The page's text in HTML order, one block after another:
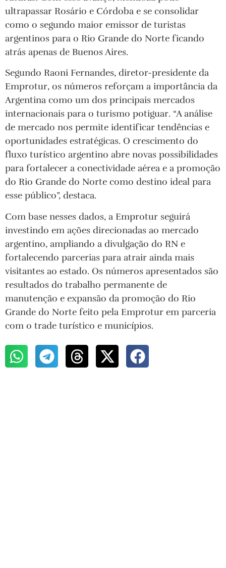
ultrapassar Rosário e Córdoba e se consolidar
como o segundo maior emissor de turistas
argentinos para o Rio Grande do Norte ficando
atrás apenas de Buenos Aires.
Segundo Raoni Fernandes, diretor-presidente da
Emprotur, os números reforçam a importância da
Argentina como um dos principais mercados
internacionais para o turismo potiguar. “A análise
de mercado nos permite identificar tendências e
oportunidades estratégicas. O crescimento do
fluxo turístico argentino abre novas possibilidades
para fortalecer a conectividade aérea e a promoção
do Rio Grande do Norte como destino ideal para
esse público”, destaca.
Com base nesses dados, a Emprotur seguirá
investindo em ações direcionadas ao mercado
argentino, ampliando a divulgação do RN e
fortalecendo parcerias para atrair ainda mais
visitantes ao estado. Os números apresentados são
resultados do trabalho permanente de
manutenção e expansão da promoção do Rio
Grande do Norte feito pela Emprotur em parceria
com o trade turístico e municípios.